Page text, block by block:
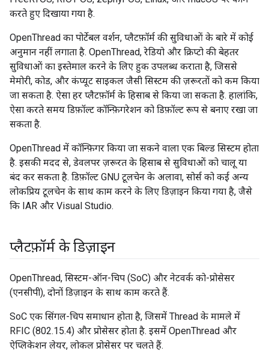
करते हुए दिखाया गया है.
OpenThread का पोर्टेबल वर्शन, प्लैटफ़ॉर्म की सुविधाओं के बारे में कोई
अनुमान नहीं लगाता है. OpenThread, रेडियो और क्रिप्टो की बेहतर
सुविधाओं का इस्तेमाल करने के लिए हुक उपलब्ध कराता है, जिससे
मेमोरी, कोड, और कंप्यूट साइकल जैसी सिस्टम की ज़रूरतों को कम किया
जा सकता है. ऐसा हर प्लैटफ़ॉर्म के हिसाब से किया जा सकता है. हालांकि,
ऐसा करते समय डिफ़ॉल्ट कॉन्फ़िगरेशन को डिफ़ॉल्ट रूप से बनाए रखा जा
सकता है.
OpenThread में कॉन्फ़िगर किया जा सकने वाला एक बिल्ड सिस्टम होता
है. इसकी मदद से, डेवलपर ज़रूरत के हिसाब से सुविधाओं को चालू या
बंद कर सकता है. डिफ़ॉल्ट GNU टूलचेन के अलावा, सोर्स को कई अन्य
लोकप्रिय टूलचेन के साथ काम करने के लिए डिज़ाइन किया गया है, जैसे
कि IAR और Visual Studio.
प्लैटफ़ॉर्म के डिज़ाइन
OpenThread, सिस्टम-ऑन-चिप (SoC) और नेटवर्क को-प्रोसेसर
(एनसीपी), दोनों डिज़ाइन के साथ काम करते हैं.
SoC एक सिंगल-चिप समाधान होता है, जिसमें Thread के मामले में
RFIC (802.15.4) और प्रोसेसर होता है. इसमें OpenThread और
ऐप्लिकेशन लेयर, लोकल प्रोसेसर पर चलते हैं.